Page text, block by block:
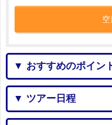
▼ おすすめのポイン
▼ ツアー日程